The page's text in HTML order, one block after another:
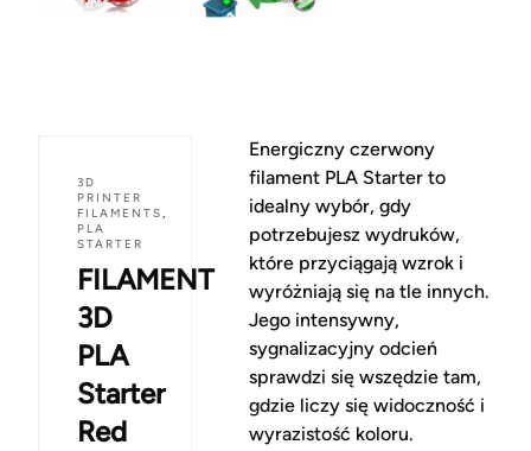
3D
PRINTER
FILAMENTS,
PLA
STARTER
FILAMENT
3D
PLA
Starter
Red
Energiczny czerwony
filament PLA Starter to
idealny wybór, gdy
potrzebujesz wydruków,
które przyciągają wzrok i
wyróżniają się na tle innych.
Jego intensywny,
sygnalizacyjny odcień
sprawdzi się wszędzie tam,
gdzie liczy się widoczność i
wyrazistość koloru.